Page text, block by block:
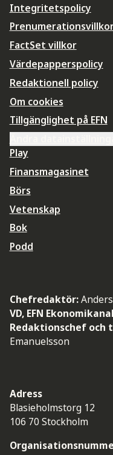
Integritetspolicy
FactSet villkor
Värdepapperspolicy
Redaktionell policy
Om cookies
Tillgänglighet på EFN
Play
Finansmagasinet
Börs
Vetenskap
Bok
Podd
Chefredaktör:
VD, EFN
Redaktionschef och
Emanuelsson
Adress
Blasieholmstorg 12
106 70 Stockholm